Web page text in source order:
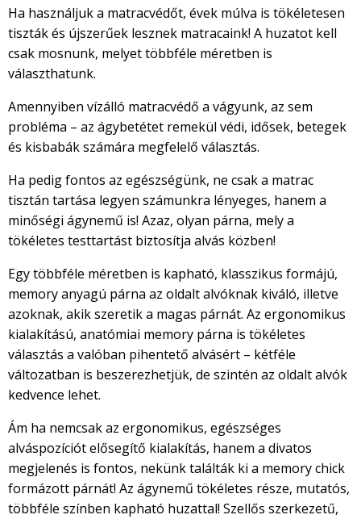
Ha használjuk a matracvédőt, évek múlva is tökéletesen
tiszták és újszerűek lesznek matracaink! A huzatot kell
csak mosnunk, melyet többféle méretben is
választhatunk.
Amennyiben vízálló matracvédő a vágyunk, az sem
probléma – az ágybetétet remekül védi, idősek, betegek
és kisbabák számára megfelelő választás.
Ha pedig fontos az egészségünk, ne csak a matrac
tisztán tartása legyen számunkra lényeges, hanem a
minőségi ágynemű is! Azaz, olyan párna, mely a
tökéletes testtartást biztosítja alvás közben!
Egy többféle méretben is kapható, klasszikus formájú,
memory anyagú párna az oldalt alvóknak kiváló, illetve
azoknak, akik szeretik a magas párnát. Az ergonomikus
kialakítású, anatómiai memory párna is tökéletes
választás a valóban pihentető alvásért – kétféle
változatban is beszerezhetjük, de szintén az oldalt alvók
kedvence lehet.
Ám ha nemcsak az ergonomikus, egészséges
alváspozíciót elősegítő kialakítás, hanem a divatos
megjelenés is fontos, nekünk találták ki a memory chick
formázott párnát! Az ágynemű tökéletes része, mutatós,
többféle színben kapható huzattal! Szellős szerkezetű,